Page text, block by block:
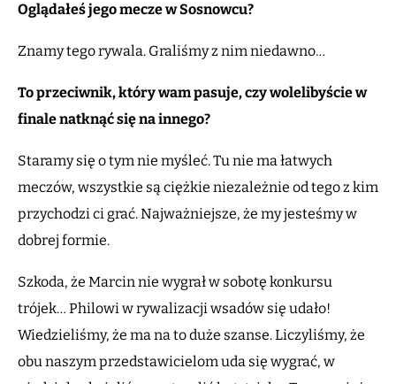
Oglądałeś jego mecze w Sosnowcu?
Znamy tego rywala. Graliśmy z nim niedawno…
To przeciwnik, który wam pasuje, czy wolelibyście w
finale natknąć się na innego?
Staramy się o tym nie myśleć. Tu nie ma łatwych
meczów, wszystkie są ciężkie niezależnie od tego z kim
przychodzi ci grać. Najważniejsze, że my jesteśmy w
dobrej formie.
Szkoda, że Marcin nie wygrał w sobotę konkursu
trójek… Philowi w rywalizacji wsadów się udało!
Wiedzieliśmy, że ma na to duże szanse. Liczyliśmy, że
obu naszym przedstawicielom uda się wygrać, w